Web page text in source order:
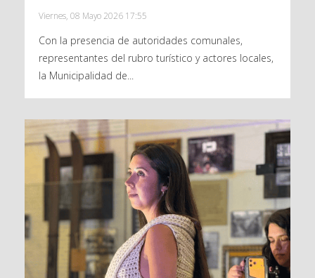
Viernes, 08 Mayo 2026 17:55
Con la presencia de autoridades comunales,
representantes del rubro turístico y actores locales,
la Municipalidad de...